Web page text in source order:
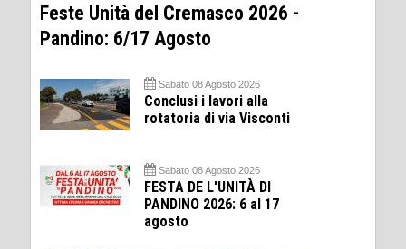
Feste Unità del Cremasco 2026 -
Pandino: 6/17 Agosto
Sabato 08 Agosto 2026
Conclusi i lavori alla
rotatoria di via Visconti
Sabato 08 Agosto 2026
FESTA DE L'UNITÀ DI
PANDINO 2026: 6 al 17
agosto